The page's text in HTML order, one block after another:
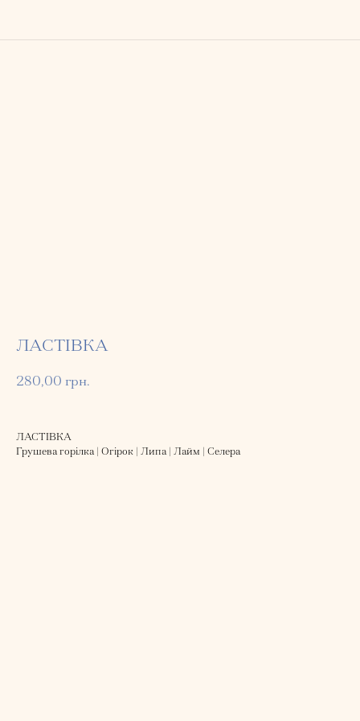
ЛАСТІВКА
280,00 грн.
ЛАСТІВКА
Грушева горілка | Огірок | Липа | Лайм | Селера